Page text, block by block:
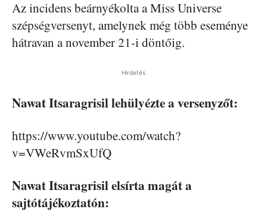
Az incidens beárnyékolta a Miss Universe
szépségversenyt, amelynek még több eseménye
hátravan a november 21-i döntőig.
Hirdetés
Nawat Itsaragrisil lehülyézte a versenyzőt:
https://www.youtube.com/watch?
v=VWeRvmSxUfQ
Nawat Itsaragrisil elsírta magát a
sajtótájékoztatón: